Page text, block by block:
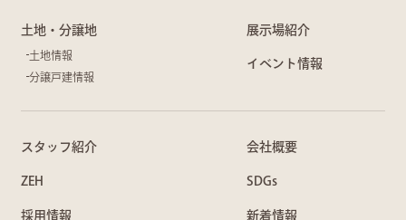
土地・分譲地
土地情報
分譲戸建情報
展示場紹介
イベント情報
スタッフ紹介 会社概要
ZEH SDGs
採用情報 新着情報